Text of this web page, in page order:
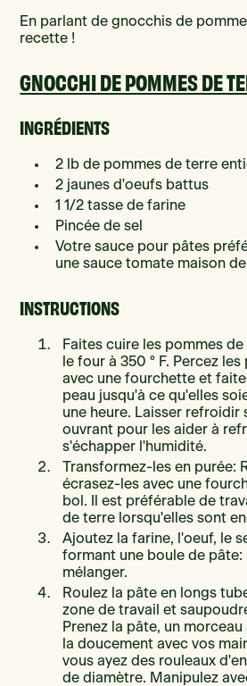
En parlant de gnocchis de
recette !
GNOCCHI DE POMMES DE
INGRÉDIENTS
2 lb de pommes de terre
2 jaunes d'oeufs battus
1 1/2 tasse de farine
Pincée de sel
Votre sauce pour pâtes
une sauce tomate maison
INSTRUCTIONS
Faites cuire les pommes
le four à 350 ° F. Percez
avec une fourchette et
peau jusqu'à ce qu'elles
une heure. Laisser refroidir
ouvrant pour les aider à
s'échapper l'humidité.
Transformez-les en purée:
écrasez-les avec une
bol. Il est préférable de
de terre lorsqu'elles sont
Ajoutez la farine, l'oeuf, le
formant une boule de pâte:
mélanger.
Roulez la pâte en longs
zone de travail et
Prenez la pâte, un
la doucement avec vos
vous ayez des rouleaux
de diamètre. Manipulez